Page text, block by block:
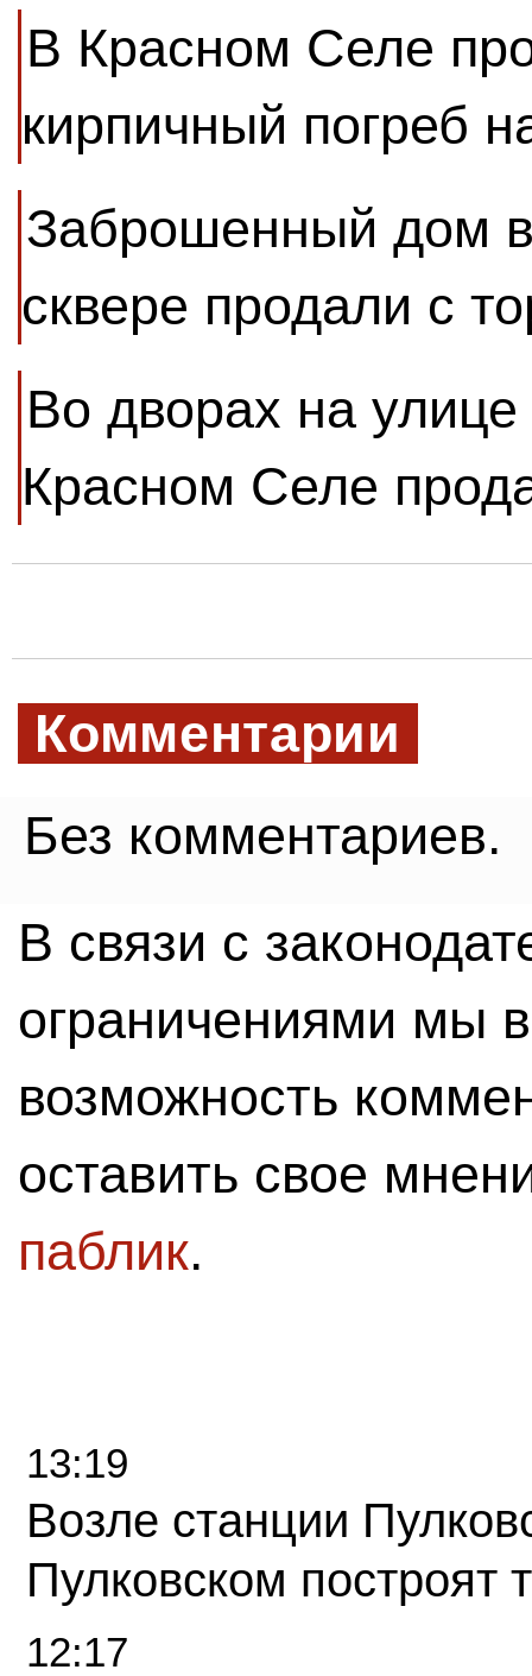
В Красном Селе
кирпичный погреб
Заброшенный дом
сквере продали с
Во дворах на
Красном Селе
Комментарии
Без комментариев.
В связи с
ограничениями мы
возможность
оставить свое
паблик.
13:19
Возле станции
Пулковском построят
12:17